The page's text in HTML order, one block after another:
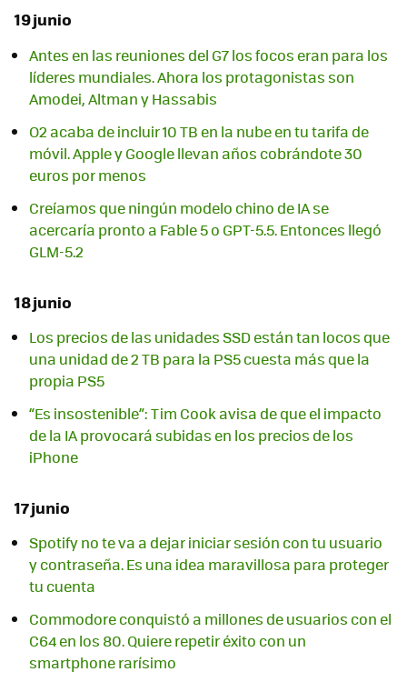
19 junio
Antes en las reuniones del G7 los focos eran para los
líderes mundiales. Ahora los protagonistas son
Amodei, Altman y Hassabis
O2 acaba de incluir 10 TB en la nube en tu tarifa de
móvil. Apple y Google llevan años cobrándote 30
euros por menos
Creíamos que ningún modelo chino de IA se
acercaría pronto a Fable 5 o GPT-5.5. Entonces llegó
GLM-5.2
18 junio
Los precios de las unidades SSD están tan locos que
una unidad de 2 TB para la PS5 cuesta más que la
propia PS5
“Es insostenible”: Tim Cook avisa de que el impacto
de la IA provocará subidas en los precios de los
iPhone
17 junio
Spotify no te va a dejar iniciar sesión con tu usuario
y contraseña. Es una idea maravillosa para proteger
tu cuenta
Commodore conquistó a millones de usuarios con el
C64 en los 80. Quiere repetir éxito con un
smartphone rarísimo